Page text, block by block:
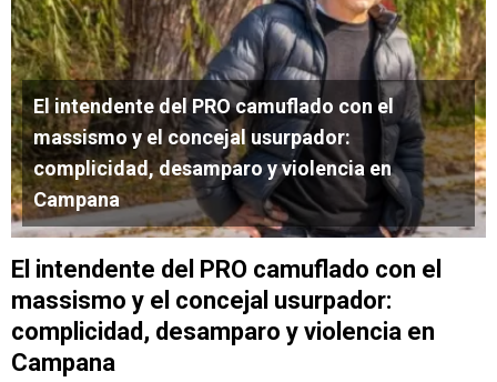
El intendente del PRO camuflado con el
massismo y el concejal usurpador:
complicidad, desamparo y violencia en
Campana
El intendente del PRO camuflado con el
massismo y el concejal usurpador:
complicidad, desamparo y violencia en
Campana